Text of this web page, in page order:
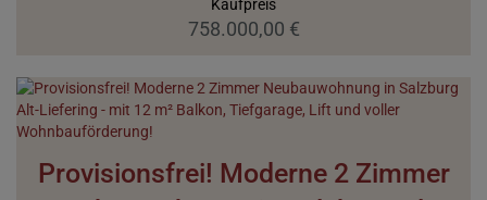
Kaufpreis
758.000,00 €
Provisionsfrei! Moderne 2 Zimmer